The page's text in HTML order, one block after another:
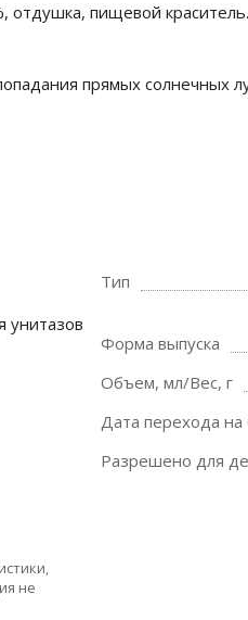
отдушка, пищевой краситель.
прямых солнечных
унитазов
Тип
Форма выпуска
Объем, мл/Вес, г
Дата перехода
Разрешено для
не